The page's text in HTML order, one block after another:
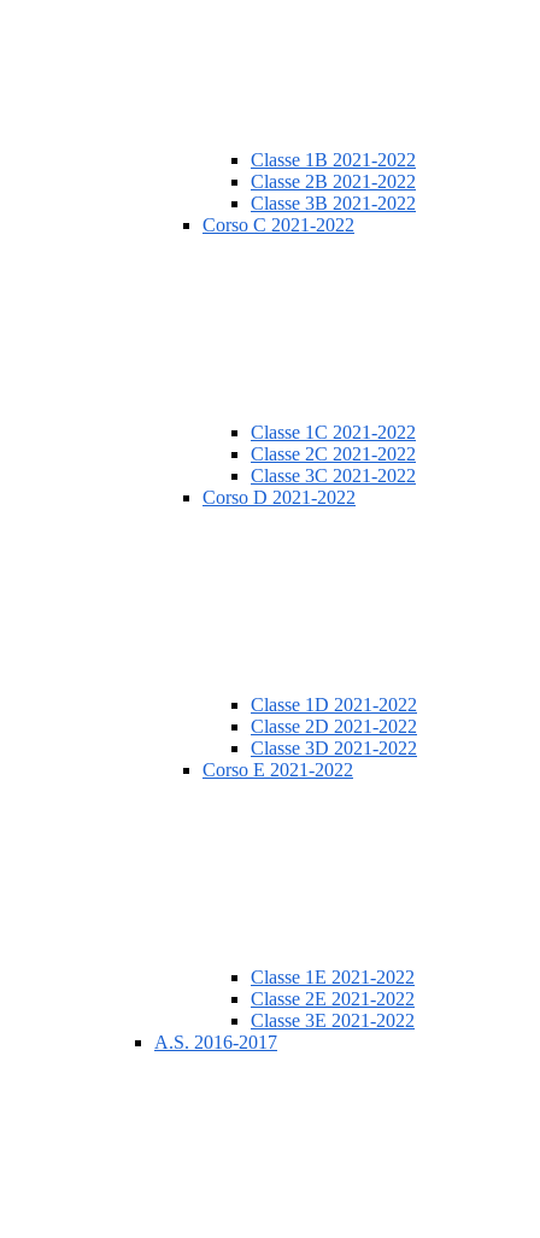
Classe 1B 2021-2022
Classe 2B 2021-2022
Classe 3B 2021-2022
Corso C 2021-2022
Classe 1C 2021-2022
Classe 2C 2021-2022
Classe 3C 2021-2022
Corso D 2021-2022
Classe 1D 2021-2022
Classe 2D 2021-2022
Classe 3D 2021-2022
Corso E 2021-2022
Classe 1E 2021-2022
Classe 2E 2021-2022
Classe 3E 2021-2022
A.S. 2016-2017